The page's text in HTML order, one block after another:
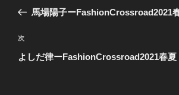
ビ
ゲ
の
稿
馬場陽子ーFashionCrossroad2021
次
の
次
よしだ律ーFashionCrossroad2021春夏